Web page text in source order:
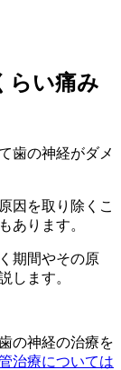
らい痛み
歯の神経がダメ
因を取り除くこ
あります。
期間やその原
します。
の神経の治療を
治療については